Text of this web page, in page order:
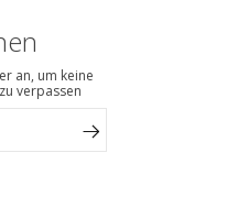
an, um keine
verpassen